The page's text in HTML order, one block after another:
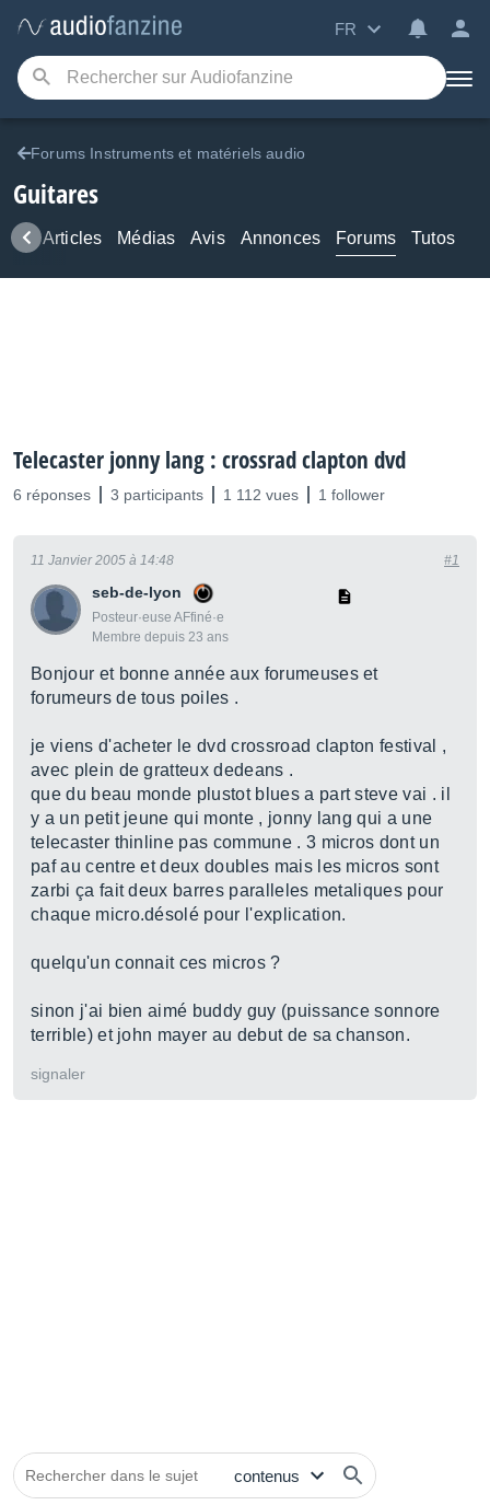
FR
Forums Instruments et matériels audio
Guitares
Articles Médias Avis Annonces Forums Tutos
Telecaster jonny lang : crossrad clapton dvd
6 réponses 3 participants 1 112 vues 1 follower
seb-de-lyon
Posteur·euse AFfiné·e
Membre depuis 23 ans
11 Janvier 2005 à 14:48 #1
Bonjour et bonne année aux forumeuses et
forumeurs de tous poiles .
je viens d'acheter le dvd crossroad clapton festival ,
avec plein de gratteux dedeans .
que du beau monde plustot blues a part steve vai . il
y a un petit jeune qui monte , jonny lang qui a une
telecaster thinline pas commune . 3 micros dont un
paf au centre et deux doubles mais les micros sont
zarbi ça fait deux barres paralleles metaliques pour
chaque micro.désolé pour l'explication.
quelqu'un connait ces micros ?
sinon j'ai bien aimé buddy guy (puissance sonnore
terrible) et john mayer au debut de sa chanson.
signaler